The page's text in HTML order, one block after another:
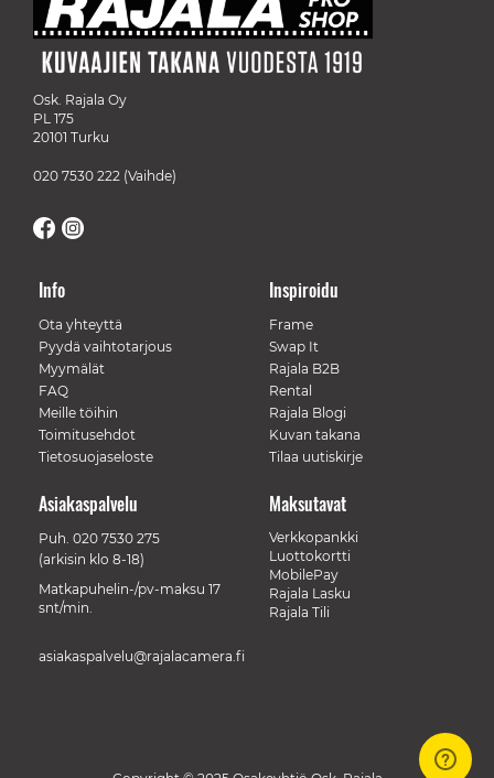
Osk. Rajala Oy
PL 175
20101 Turku
020 7530 222 (Vaihde)
Info
Ota yhteyttä
Pyydä vaihtotarjous
Myymälät
FAQ
Meille töihin
Toimitusehdot
Tietosuojaseloste
Inspiroidu
Frame
Swap It
Rajala B2B
Rental
Rajala Blogi
Kuvan takana
Tilaa uutiskirje
Maksutavat
Verkkopankki
Luottokortti
MobilePay
Rajala Lasku
Rajala Tili
Asiakaspalvelu
Puh. 020 7530 275
(arkisin klo 8-18)
Matkapuhelin-/pv-maksu 17
snt/min.
asiakaspalvelu@rajalacamera.fi